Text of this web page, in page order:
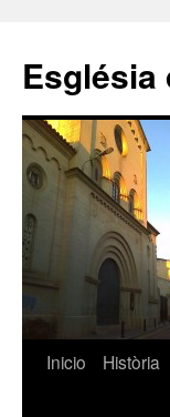
contenido
Església
Inicio Història